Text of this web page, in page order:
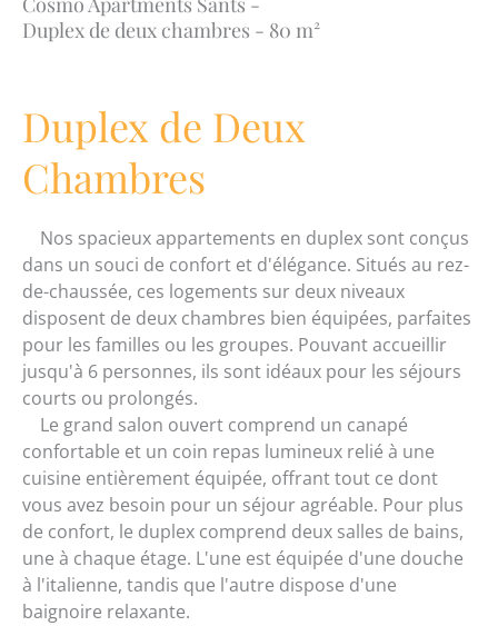
Duplex de deux chambres - 80 m²
Duplex de Deux
Chambres
Nos spacieux appartements en duplex sont conçus
dans un souci de confort et d'élégance. Situés au rez-
de-chaussée, ces logements sur deux niveaux
disposent de deux chambres bien équipées, parfaites
pour les familles ou les groupes. Pouvant accueillir
jusqu'à 6 personnes, ils sont idéaux pour les séjours
courts ou prolongés.
Le grand salon ouvert comprend un canapé
confortable et un coin repas lumineux relié à une
cuisine entièrement équipée, offrant tout ce dont
vous avez besoin pour un séjour agréable. Pour plus
de confort, le duplex comprend deux salles de bains,
une à chaque étage. L'une est équipée d'une douche
à l'italienne, tandis que l'autre dispose d'une
baignoire relaxante.